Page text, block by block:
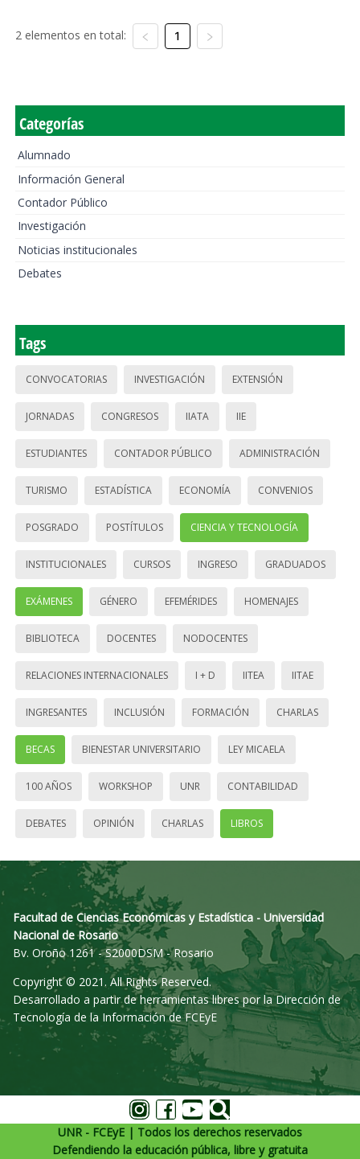
2 elementos en total: 1
Categorías
Alumnado
Información General
Contador Público
Investigación
Noticias institucionales
Debates
Tags
CONVOCATORIAS INVESTIGACIÓN EXTENSIÓN
JORNADAS CONGRESOS IIATA IIE
ESTUDIANTES CONTADOR PÚBLICO ADMINISTRACIÓN
TURISMO ESTADÍSTICA ECONOMÍA CONVENIOS
POSGRADO POSTÍTULOS CIENCIA Y TECNOLOGÍA
INSTITUCIONALES CURSOS INGRESO GRADUADOS
EXÁMENES GÉNERO EFEMÉRIDES HOMENAJES
BIBLIOTECA DOCENTES NODOCENTES
RELACIONES INTERNACIONALES I + D IITEA IITAE
INGRESANTES INCLUSIÓN FORMACIÓN CHARLAS
BECAS BIENESTAR UNIVERSITARIO LEY MICAELA
100 AÑOS WORKSHOP UNR CONTABILIDAD
DEBATES OPINIÓN CHARLAS LIBROS
Facultad de Ciencias Económicas y Estadística - Universidad
Nacional de Rosario
Bv. Oroño 1261 - S2000DSM - Rosario
Copyright © 2021. All Rights Reserved.
Desarrollado a partir de herramientas libres por la Dirección de
Tecnología de la Información de FCEyE
UNR - FCEyE | Todos los derechos reservados
Defendiendo la educación pública, libre y gratuita